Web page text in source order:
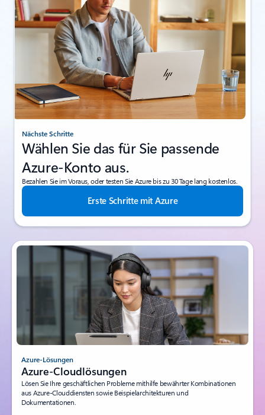
Nächste Schritte
Wählen Sie das für Sie passende
Azure-Konto aus.
Bezahlen Sie im Voraus, oder testen Sie Azure bis zu 30 Tage lang kostenlos.
Erste Schritte mit Azure
Azure-Lösungen
Azure-Cloudlösungen
Lösen Sie Ihre geschäftlichen Probleme mithilfe bewährter Kombinationen
aus Azure-Clouddiensten sowie Beispielarchitekturen und
Dokumentationen.